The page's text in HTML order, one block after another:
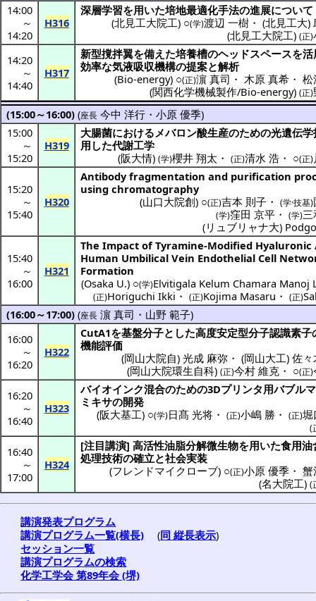
14:00
～
14:20
H316
深層学習を用いた培地最適化手法の進展について
(北見工大院工) ○(学)渡辺 一樹・ (北見工大)
(北見工大院工) (正)
14:20
～
14:40
H317
新型撹拌翼を備えた培養槽のヘッドスペースを活
効率な気液吸収機構の提案と解析
(Bio-energy) ○(正)濵 真司 ・ 木原 真希・ 松
(関西化学機械製作/Bio-energy) (正)
(15:00～16:00) (座長 今中 洋行 ・小原 優季)
15:00
～
15:20
H319
大腸菌における メバロン酸生産のための光遺伝
用 した代謝工学
(阪大情) (学)櫻井 翔太 ・ (正)清水 浩・ ○(正)
15:20
～
15:40
H320
Antibody fragmentation and purification
using chromatography
(山口大院創) ○(正)吉本 則子・ (学·技基)
(学)窪田 京平・ (学)三
(リュブリャナ大)
15:40
～
16:00
H321
The Impact of Tyramine-Modified Hyaluronic
Human Umbilical Vein Endothelial Cell
Formation
(Osaka U.) ○(学)Elvitigala Kelum Chamara Manoj
(正)Horiguchi Ikki ・ (正)Kojima Masaru ・ (正)
(16:00～17:00) (座長 濵 真司 ・ 山野 範子)
16:00
～
16:20
H322
CutA1を基盤分子とした高度安定型分子認識素子
機能評価
(岡山大院自) 光成 麻弥・ (岡山大工) 佐々
(岡山大院環生自科) (正)今村 維克・ ○(正)
16:20
～
16:40
H323
バイオインク混合のための3Dプリンタ 用バブル
ミキサの開発
(阪大基工) ○(学)日髙 光将・ (正)小嶋 勝 ・ (正)堀
(
16:40
～
17:00
H324
[注目講演] 高活性油脂分解微生物を用いた食用油
処理技術の確立と社会実装
(フレンドマイクローブ) ○(正)小原 優季・ 蟹
(名大院工) (
講演発表プログラム
講演プログラム一覧(横長) (同 縦長表示)
セッション一覧
講演プログラムの検索
化学工学会 第89年会 (堺)